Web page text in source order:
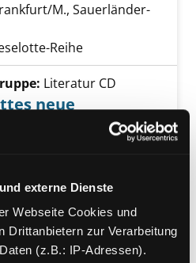
externe Dienste
Webseite Cookies und
Drittanbietern zur Verarbeitung
(z.B.: IP-Adressen).
M., Sauerländer-
Reihe
von Lieselottes neue
Literatur CD
neue
M., Sauerländer
Reihe